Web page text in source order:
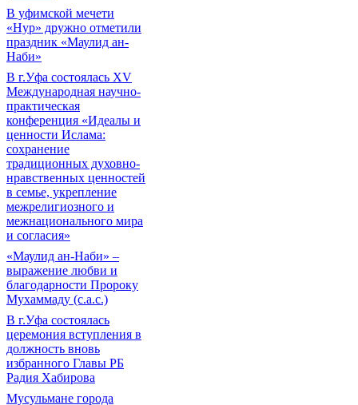
В уфимской мечети
«Нур» дружно отметили
праздник «Маулид ан-
Наби»
В г.Уфа состоялась XV
Международная научно-
практическая
конференция «Идеалы и
ценности Ислама:
сохранение
традиционных духовно-
нравственных ценностей
в семье, укрепление
межрелигиозного и
межнационального мира
и согласия»
«Маулид ан-Наби» –
выражение любви и
благодарности Пророку
Мухаммаду (с.а.с.)
В г.Уфа состоялась
церемония вступления в
должность вновь
избранного Главы РБ
Радия Хабирова
Мусульмане города